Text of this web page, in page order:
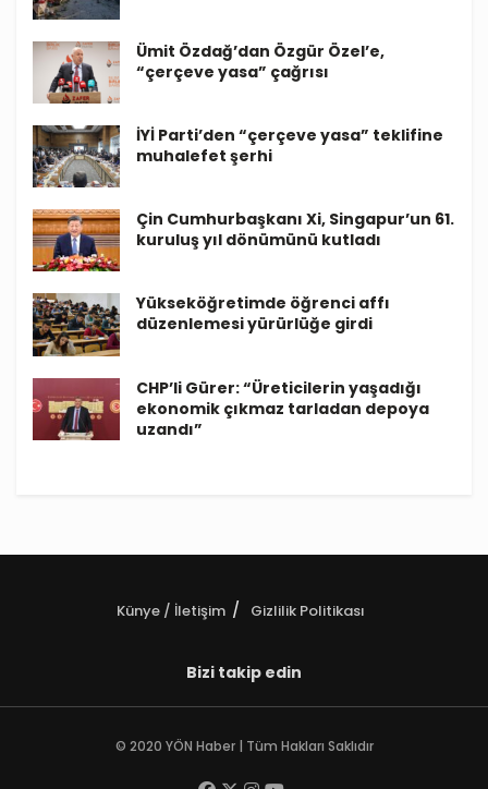
Ümit Özdağ’dan Özgür Özel’e,
“çerçeve yasa” çağrısı
İYİ Parti’den “çerçeve yasa” teklifine
muhalefet şerhi
Çin Cumhurbaşkanı Xi, Singapur’un 61.
kuruluş yıl dönümünü kutladı
Yükseköğretimde öğrenci affı
düzenlemesi yürürlüğe girdi
CHP’li Gürer: “Üreticilerin yaşadığı
ekonomik çıkmaz tarladan depoya
uzandı”
Künye / İletişim Gizlilik Politikası
Bizi takip edin
© 2020 YÖN Haber | Tüm Hakları Saklıdır